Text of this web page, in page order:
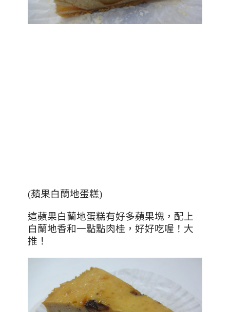
(蘋果白蘭地蛋糕)
這蘋果白蘭地蛋糕有好多蘋果塊，配上
白蘭地香和一點點肉桂，好好吃喔！大
推！